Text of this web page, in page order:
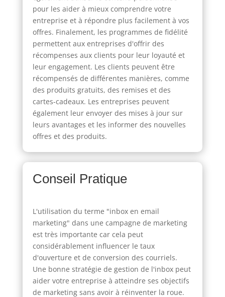
pour les aider à mieux comprendre votre
entreprise et à répondre plus facilement à vos
offres. Finalement, les programmes de fidélité
permettent aux entreprises d'offrir des
récompenses aux clients pour leur loyauté et
leur engagement. Les clients peuvent être
récompensés de différentes manières, comme
des produits gratuits, des remises et des
cartes-cadeaux. Les entreprises peuvent
également leur envoyer des mises à jour sur
leurs avantages et les informer des nouvelles
offres et des produits.
Conseil Pratique
L'utilisation du terme "inbox en email
marketing" dans une campagne de marketing
est très importante car cela peut
considérablement influencer le taux
d'ouverture et de conversion des courriels.
Une bonne stratégie de gestion de l'inbox peut
aider votre entreprise à atteindre ses objectifs
de marketing sans avoir à réinventer la roue.